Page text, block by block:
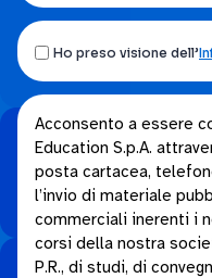
Ho
preso
visione
dell’Informativa
privacy.
*
Ho preso visione dell’
Acconsento
a
essere
contattato
da
parte
Acconsento a essere
Education S.p.A.
posta cartacea,
l’invio di materiale
commerciali inerenti i
corsi della nostra
P.R., di studi, di